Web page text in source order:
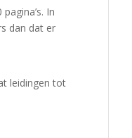
In
dan dat er
leidingen tot